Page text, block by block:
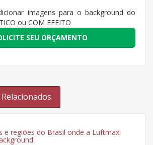
imagens para o background do
ou COM EFEITO
SEU ORÇAMENTO
e regiões do Brasil onde a Luftmaxi